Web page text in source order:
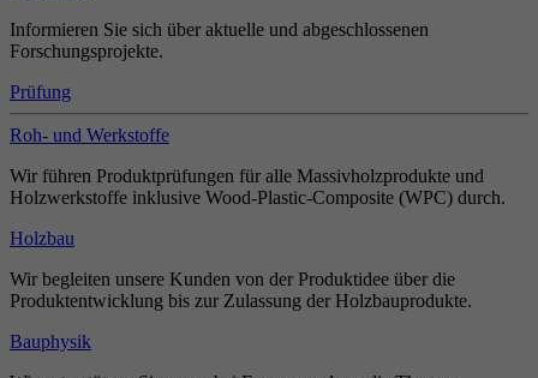
Informieren Sie sich über aktuelle und abgeschlossenen
Forschungsprojekte.
Prüfung
Roh- und Werkstoffe
Wir führen Produktprüfungen für alle Massivholzprodukte und
Holzwerkstoffe inklusive Wood-Plastic-Composite (WPC) durch.
Holzbau
Wir begleiten unsere Kunden von der Produktidee über die
Produktentwicklung bis zur Zulassung der Holzbauprodukte.
Bauphysik